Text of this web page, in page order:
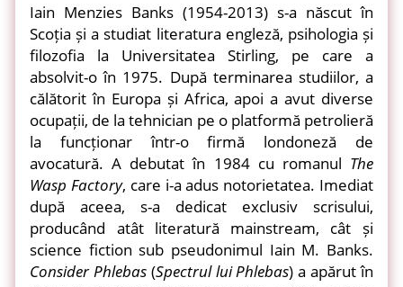
Iain Menzies Banks (1954-2013) s-a născut în
Scoția și a studiat literatura engleză, psihologia și
filozofia la Universitatea Stirling, pe care a
absolvit-o în 1975. După terminarea studiilor, a
călătorit în Europa și Africa, apoi a avut diverse
ocupații, de la tehnician pe o platformă petrolieră
la funcționar într-o firmă londoneză de
avocatură. A debutat în 1984 cu romanul The
Wasp Factory, care i-a adus notorietatea. Imediat
după aceea, s-a dedicat exclusiv scrisului,
producând atât literatură mainstream, cât și
science fiction sub pseudonimul Iain M. Banks.
Consider Phlebas (Spectrul lui Phlebas) a apărut în